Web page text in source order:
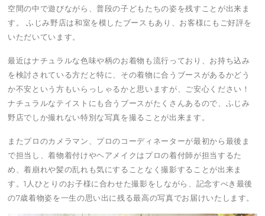
空間の中で遊びながら、普段の子どもたちの姿を残すことが出来ま
す。 ふじみ野店は和室を模したブースもあり、お客様にもご好評を
いただいています。
最近はナチュラルな色味や柄のお着物も流行っており、お持ち込み
を検討されている方だと特に、その着物に合うブースがあるかどう
か不安という方もいらっしゃるかと思いますが、ご安心ください！
ナチュラルなテイストにも合うブースがたくさんあるので、ふじみ
野店でしか撮れない特別な写真を撮ることが出来ます。
またプロのカメラマン、プロのコーディネーターが最初から最後ま
で担当し、着物着付けやヘアメイクはプロの着付師が担当するた
め、着崩れや髪の乱れも気にすることなく撮影することが出来ま
す。1人ひとりのお子様に合わせた撮影をしながら、記念すべき最後
の7歳着物姿を一生の思い出に残る最高の写真でお届けいたします。